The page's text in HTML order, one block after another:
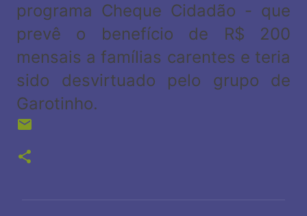
programa Cheque Cidadão - que
prevê o benefício de R$ 200
mensais a famílias carentes e teria
sido desvirtuado pelo grupo de
Garotinho.